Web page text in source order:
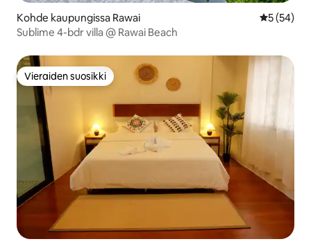
Kohde kaupungissa Rawai
5 (54)
Sublime 4-bdr villa @ Rawai Beach
Vieraiden suosikki
Vieraiden suosikki